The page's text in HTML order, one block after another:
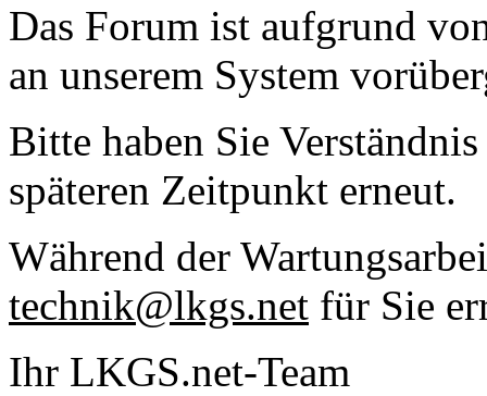
Das Forum ist aufgrund
an unserem System
Bitte haben Sie
späteren Zeitpunkt erneut.
Während der
technik@lkgs.net für Sie
Ihr LKGS.net-Team